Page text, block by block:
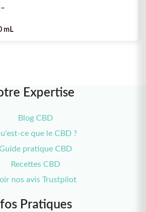
mL
Expertise
Blog CBD
ce que le CBD ?
pratique CBD
Recettes CBD
nos avis Trustpilot
Pratiques